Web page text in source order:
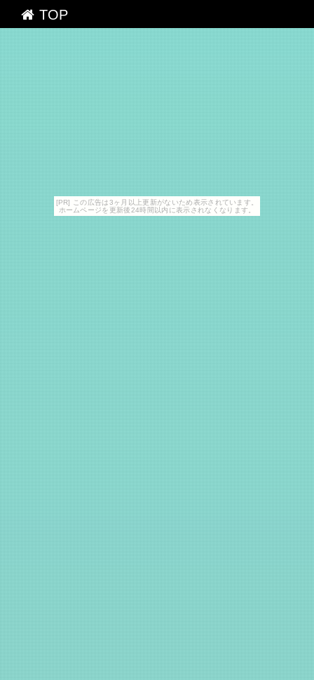
[PR] この広告は3ヶ月以上更新がないため表示されています。
ホームページを更新後24時間以内に表示されなくなります。
TOP